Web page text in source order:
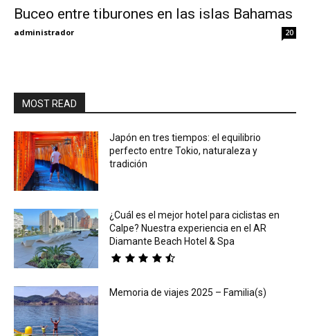
Buceo entre tiburones en las islas Bahamas
administrador 20
MOST READ
Japón en tres tiempos: el equilibrio
perfecto entre Tokio, naturaleza y
tradición
¿Cuál es el mejor hotel para ciclistas en
Calpe? Nuestra experiencia en el AR
Diamante Beach Hotel & Spa
Memoria de viajes 2025 – Familia(s)